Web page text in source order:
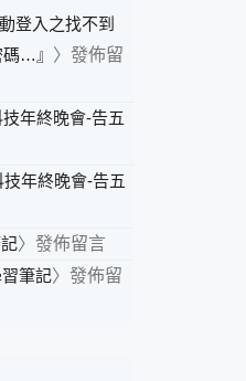
登入之找不到
…』 〉發佈留
年終晚會-告五
技年終晚會-告五
〉發佈留言
筆記〉發佈留